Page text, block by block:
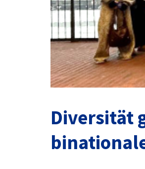
Diversität